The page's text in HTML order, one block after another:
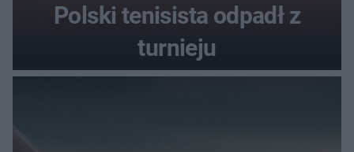
Polski tenisista odpadł z
turnieju